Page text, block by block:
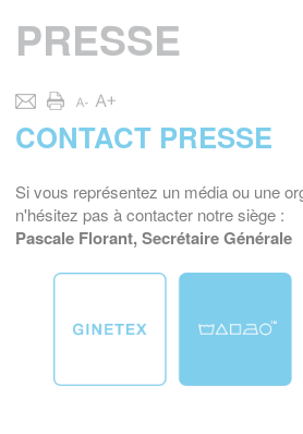
PRESSE
CONTACT PRESSE
Si vous représentez un média ou une
n'hésitez pas à contacter notre siège :
Pascale Florant, Secrétaire Générale